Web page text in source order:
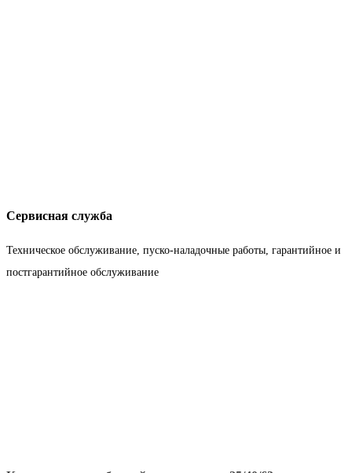
Сервисная служба
Техническое обслуживание, пуско-наладочные работы, гарантийное и
постгарантийное обслуживание